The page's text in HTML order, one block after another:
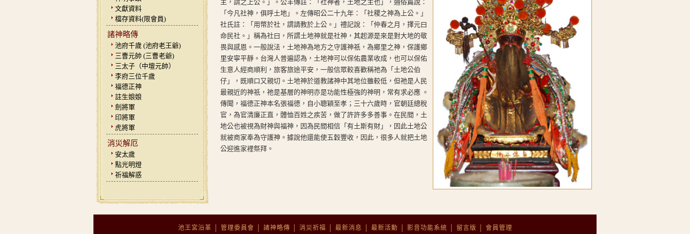
文獻資料
檔存資料(限會員)
諸神略傳
池府千歲 (池府老王爺)
三曹元帥 (三曹老爺)
三太子（中壇元帥）
李府三位千歲
福德正神
註生娘娘
劍將軍
印將軍
虎將軍
消災解厄
安太歲
點光明燈
祈福解惑
主，謂之上公。」。公羊傳註：「社神者，土地之主也」，通俗篇說：
「今凡社神，俱呼土地」。左傳昭公二十九年：「社稷之神為上公。」
社氏註：「用幣於社，謂請教於上公。」禮記說：「仲春之月，擇元曰
命民社。」稱為社曰，所謂土地神就是社神，其起源是來是對大地的敬
畏與感恩。一般說法，土地神為地方之守護神祇，為鄉里之神，保護鄉
里安寧平靜。台灣人普遍認為，土地神可以保佑農業收成，也可以保佑
生意人經商順利，旅客旅途平安，一般信眾較喜歡稱祂為「土地公伯
仔」，既順口又親切。土地神於道教諸神中其地位雖較低，但祂是人民
最親近的神祇，祂是基層的神明亦是功能性極強的神明，常有求必應 。
傳聞，福德正神本名張福德，自小聰穎至孝；三十六歲時，官朝廷總稅
官，為官清廉正直，體恤百姓之疾苦，做了許許多多善事。在民間，土
地公也被視為財神與福神，因為民間相信「有土斯有財」，因此土地公
就被商家奉為守護神。據說他還能使五穀豐收，因此，很多人就把土地
公迎進家裡祭拜。
池王宮沿革 管理委員會 諸神略傳 消災祈福 最新消息 最新活動 影音功能系統 留言版 會員管理